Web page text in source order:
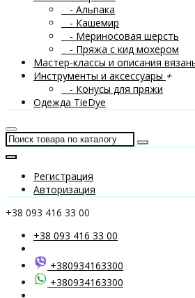
- Альпака
- Кашемир
- Мериносовая шерсть
- Пряжа с кид мохером
Мастер-классы и описания
Инструменты и аксессуары +
- Конусы для пряжи
Одежда TieDye
Регистрация
Авторизация
+38 093 416 33 00
+38 093 416 33 00
+380934163300
+380934163300